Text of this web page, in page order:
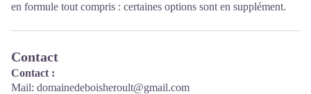
en formule tout compris : certaines options sont en supplément.
Contact
Contact :
Mail: domainedeboisheroult@gmail.com